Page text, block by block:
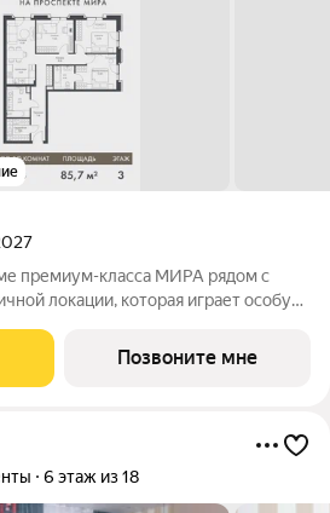
премиум-класса МИРА рядом с
локации, которая играет особую
м расположена в корпусе 2, на 3
Позвоните мне
6 этаж из 18